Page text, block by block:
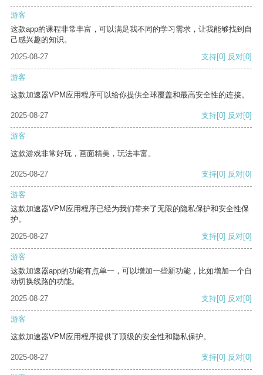
游客
这款app的课程非常丰富，可以满足我不同的学习需求，让我能够找到自
己感兴趣的知识。
2025-08-27
支持[0] 反对[0]
游客
这款加速器VPM应用程序可以给你提供全球覆盖和最高安全性的连接。
2025-08-27 支持[0] 反对[0]
游客
这款游戏非常好玩，画面精美，玩法丰富。
2025-08-27 支持[0] 反对[0]
游客
这款加速器VPM应用程序已经为我们带来了无限的隐私保护和安全性保
护。
2025-08-27
支持[0] 反对[0]
游客
这款加速器app的功能有点单一，可以增加一些新功能，比如增加一个自
动切换线路的功能。
2025-08-27
支持[0] 反对[0]
游客
这款加速器VPM应用程序提供了顶级的安全性和隐私保护。
2025-08-27 支持[0] 反对[0]